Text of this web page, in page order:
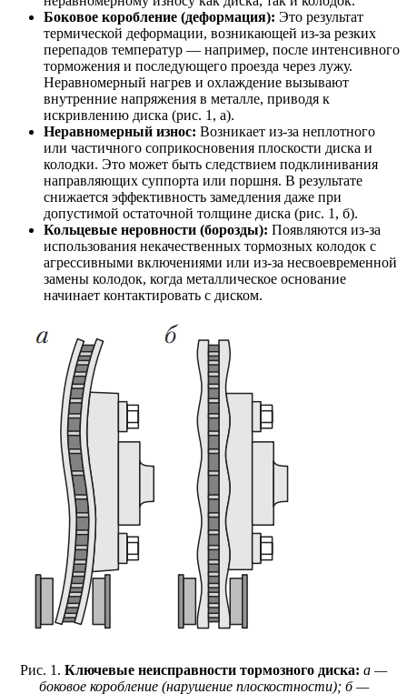
Боковое коробление (деформация): Это результат
термической деформации, возникающей из-за резких
перепадов температур — например, после интенсивного
торможения и последующего проезда через лужу.
Неравномерный нагрев и охлаждение вызывают
внутренние напряжения в металле, приводя к
искривлению диска (рис. 1, а).
Неравномерный износ: Возникает из-за неплотного
или частичного соприкосновения плоскости диска и
колодки. Это может быть следствием подклинивания
направляющих суппорта или поршня. В результате
снижается эффективность замедления даже при
допустимой остаточной толщине диска (рис. 1, б).
Кольцевые неровности (борозды): Появляются из-за
использования некачественных тормозных колодок с
агрессивными включениями или из-за несвоевременной
замены колодок, когда металлическое основание
начинает контактировать с диском.
Рис. 1. Ключевые неисправности тормозного диска: а —
боковое коробление (нарушение плоскостности); б —